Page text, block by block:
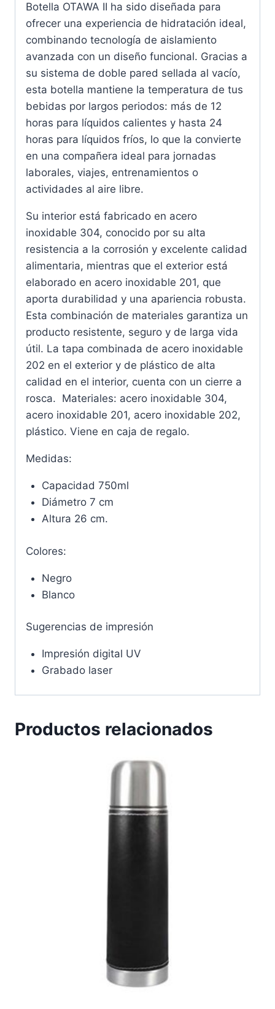
Botella OTAWA II ha sido diseñada para
ofrecer una experiencia de hidratación ideal,
combinando tecnología de aislamiento
avanzada con un diseño funcional. Gracias a
su sistema de doble pared sellada al vacío,
esta botella mantiene la temperatura de tus
bebidas por largos periodos: más de 12
horas para líquidos calientes y hasta 24
horas para líquidos fríos, lo que la convierte
en una compañera ideal para jornadas
laborales, viajes, entrenamientos o
actividades al aire libre.
Su interior está fabricado en acero
inoxidable 304, conocido por su alta
resistencia a la corrosión y excelente calidad
alimentaria, mientras que el exterior está
elaborado en acero inoxidable 201, que
aporta durabilidad y una apariencia robusta.
Esta combinación de materiales garantiza un
producto resistente, seguro y de larga vida
útil. La tapa combinada de acero inoxidable
202 en el exterior y de plástico de alta
calidad en el interior, cuenta con un cierre a
rosca. Materiales: acero inoxidable 304,
acero inoxidable 201, acero inoxidable 202,
plástico. Viene en caja de regalo.
Medidas:
Capacidad 750ml
Diámetro 7 cm
Altura 26 cm.
Colores:
Negro
Blanco
Sugerencias de impresión
Impresión digital UV
Grabado laser
Productos relacionados